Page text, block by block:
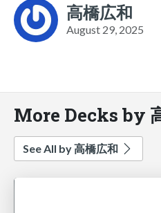
高橋広和
August 29, 2025
More Decks by
See All by 高橋広和